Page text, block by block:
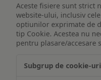
Aceste fisiere sunt strict
website-ului, inclusiv
optiunilor exprimate de
tip Cookie. Acestea nu
pentru plasare/accesare
de